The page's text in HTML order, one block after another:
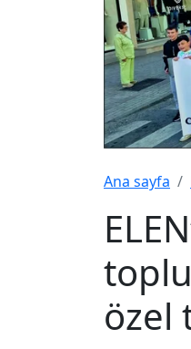
Ana sayfa
özel